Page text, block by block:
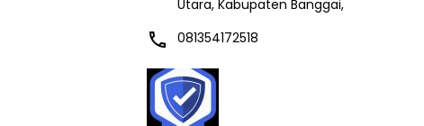
Utara, Kabupaten Banggai,
081354172518